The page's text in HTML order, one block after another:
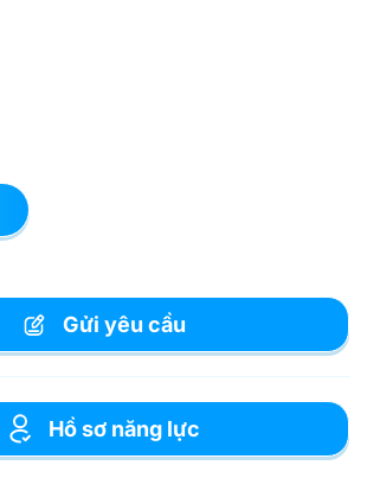
Gửi yêu cầu
Hồ sơ năng lực